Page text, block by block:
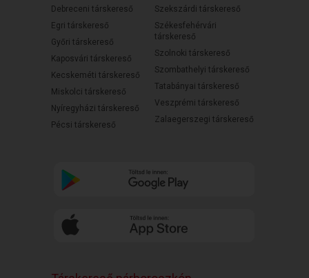
Debreceni társkereső
Egri társkereső
Győri társkereső
Kaposvári társkereső
Kecskeméti társkereső
Miskolci társkereső
Nyíregyházi társkereső
Pécsi társkereső
Szekszárdi társkereső
Székesfehérvári
társkereső
Szolnoki társkereső
Szombathelyi társkereső
Tatabányai társkereső
Veszprémi társkereső
Zalaegerszegi társkereső